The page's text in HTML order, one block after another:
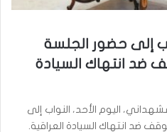
إلى حضور الجلسة
ضد انتهاك السيادة
اليوم الأحد، النواب إلى
ضد انتهاك السيادة العراقية.